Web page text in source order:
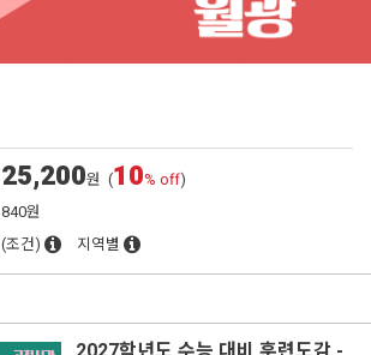
25,200원 (10% off)
840원
(조건) 지역별